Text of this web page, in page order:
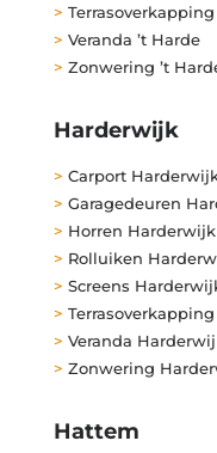
> Terrasoverkapping
> Veranda ’t Harde
> Zonwering ’t
Harderwijk
> Carport
> Garagedeuren
> Horren Harderwijk
> Rolluiken
> Screens
>
> Veranda
> Zonwering
Hattem